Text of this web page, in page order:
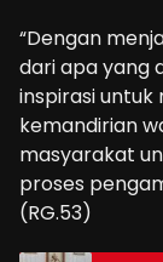
“Dengan
dari apa yang
inspirasi
kemandirian
masyarakat
proses
(RG.53)